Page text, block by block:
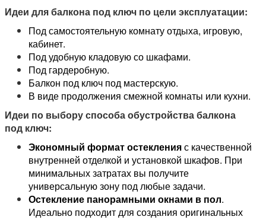
Идеи для балкона под ключ по цели эксплуатации:
Под самостоятельную комнату отдыха, игровую,
кабинет.
Под удобную кладовую со шкафами.
Под гардеробную.
Балкон под ключ под мастерскую.
В виде продолжения смежной комнаты или кухни.
Идеи по выбору способа обустройства балкона
под ключ:
Экономный формат остекленияс качественной
внутренней отделкой и установкой шкафов. При
минимальных затратах вы получите
универсальную зону под любые задачи.
Остекление панорамными окнами в пол.
Идеально подходит для создания оригинальных